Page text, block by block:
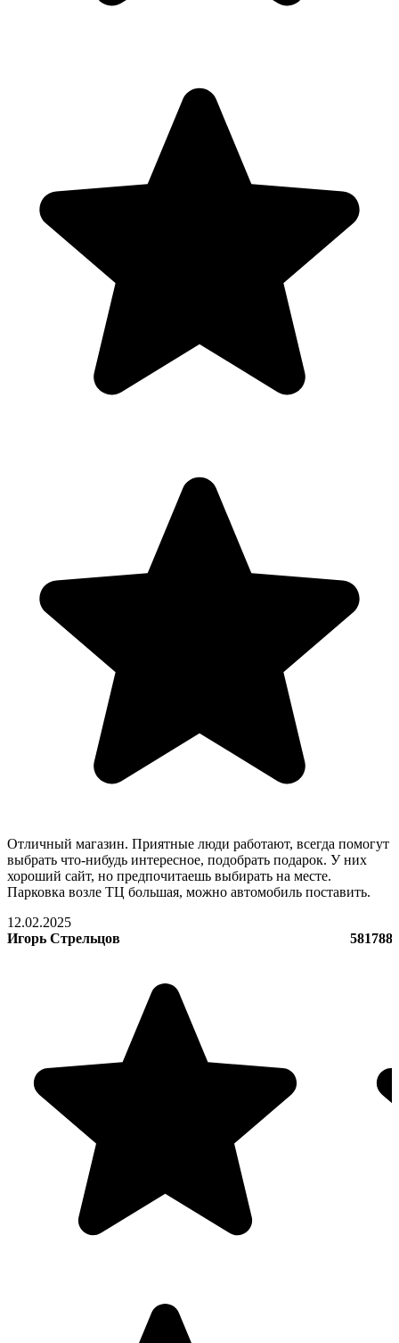
Отличный магазин. Приятные люди работают, всегда помогут
выбрать что-нибудь интересное, подобрать подарок. У них
хороший сайт, но предпочитаешь выбирать на месте.
Парковка возле ТЦ большая, можно автомобиль поставить.
12.02.2025
Игорь Стрельцов
581788